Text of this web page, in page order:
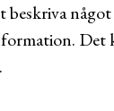
Det